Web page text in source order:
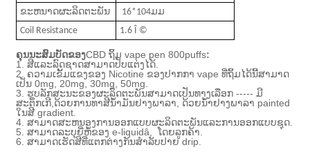
ຂະຫນາດຜະລິດຕະພັນ
16*104ມມ
Coil Resistance
1.6 Î ©
ຄຸນນະສົມບັດຂອງCBD ຖິ້ມ vape pen 800puffs:
1. ສີແລະລົດຊາດສາມາດປັບແຕ່ງໄດ້.
2. ຄວາມເຂັ້ມແຂງຂອງ Nicotine ຂອງປາກກາ vape ທີ່ຖິ້ມໄດ້ນີ້ສາມາດ
ເປັນ 0mg, 20mg, 30mg, 50mg.
3. ຮູບລັກສະນະຂອງຜະລິດຕະພັນສາມາດເປັນທາງເລືອກ ----- ມີ
ສະຕິກເກີ,ດ້ວຍ​ການ​ທາ​ສີ​ນ​້​ໍາ​ມັນ​ຢາງ​ພາ​ລາ​, ດ້ວຍ​ນ​້​ໍ​າ​ຢາງ​ພາ​ລາ painted
ໃນ​ສີ gradient​.
4. ສາມາດສະຫນອງການອອກແບບຜະລິດຕະພັນແລະການອອກແບບຊຸດ.
5. ສາມາດລະບຸຍີ່ຫໍ້ຂອງ e-liquidâ, ​​ ໂດຍລູກຄ້າ.
6. ສາມາດເຮັດສີທີ່ແຕກຕ່າງກັນສໍາລັບປາຍ drip.